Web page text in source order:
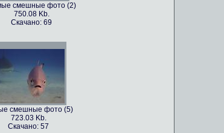
смешные фото (2)
750.08 Kb.
Скачано: 69
смешные фото (5)
723.03 Kb.
Скачано: 57